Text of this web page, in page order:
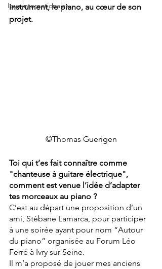
Itws internationales
instrument, le piano, au cœur de son
projet.
©Thomas Guerigen
Toi qui t’es fait connaître comme
"chanteuse à guitare électrique",
comment est venue l’idée d’adapter
tes morceaux au piano ?
C’est au départ une proposition d’un
ami, Stébane Lamarca, pour participer
à une soirée ayant pour nom “Autour
du piano” organisée au Forum Léo
Ferré à Ivry sur Seine.
Il m’a proposé de jouer mes anciens